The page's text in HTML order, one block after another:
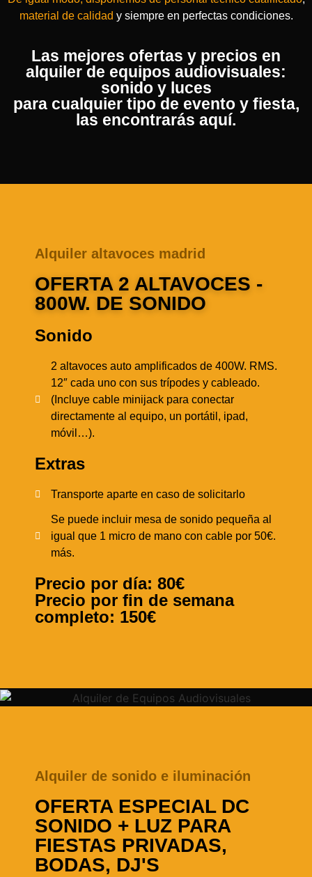
material de calidad y siempre en perfectas condiciones.
Las mejores ofertas y precios en
alquiler de equipos audiovisuales:
sonido y luces
para cualquier tipo de evento y fiesta,
las encontrarás aquí.
Alquiler altavoces madrid
OFERTA 2 ALTAVOCES -
800W. DE SONIDO
Sonido
2 altavoces auto amplificados de 400W. RMS.
12″ cada uno con sus trípodes y cableado.
(Incluye cable minijack para conectar
directamente al equipo, un portátil, ipad,
móvil…).
Extras
Transporte aparte en caso de solicitarlo
Se puede incluir mesa de sonido pequeña al
igual que 1 micro de mano con cable por 50€.
más.
Precio por día: 80€
Precio por fin de semana
completo: 150€
Alquiler de sonido e iluminación
OFERTA ESPECIAL DC
SONIDO + LUZ PARA
FIESTAS PRIVADAS,
BODAS, DJ'S